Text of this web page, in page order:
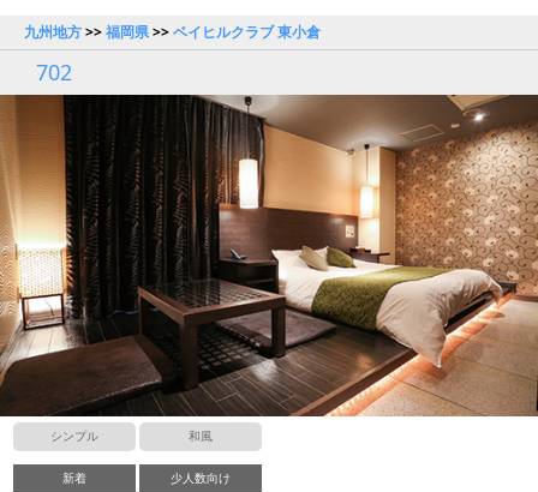
九州地方>>福岡県>>ベイヒルクラブ 東小倉
702
シンプル 和風
新着 少人数向け